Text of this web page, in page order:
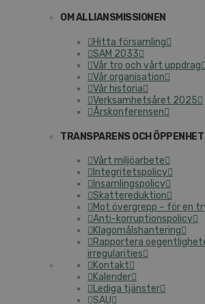
OM ALLIANSMISSIONEN
Hitta församling
SAM 2033
Vår tro och vårt uppdrag
Vår organisation
Vår historia
Verksamhetsåret 2025
Årskonferensen
TRANSPARENS OCH ÖPPENHET
Vårt miljöarbete
Integritetspolicy
Insamlingspolicy
Skattereduktion
Mot övergrepp – för en
Anti-korruptionspolicy
Klagomålshantering
Rapportera
irregularities
Kontakt
Kalender
Lediga tjänster
SAU